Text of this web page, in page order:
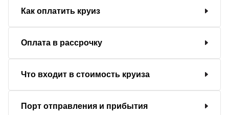
Как оплатить круиз
Оплата в рассрочку
Что входит в стоимость круиза
Порт отправления и прибытия